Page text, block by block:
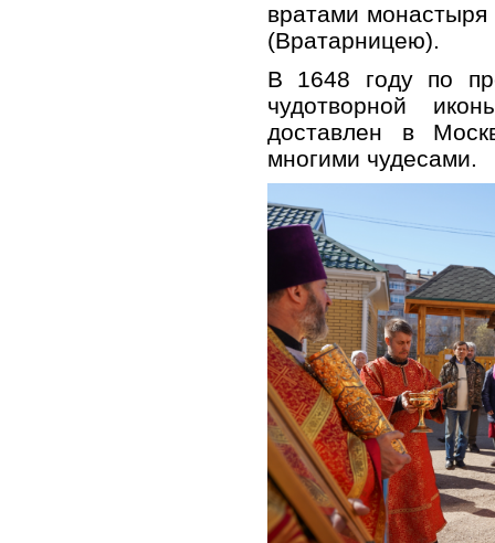
вратами
(Вратарницею).
В 1648 году по
чудотворной
доставлен в
многими чудесами.